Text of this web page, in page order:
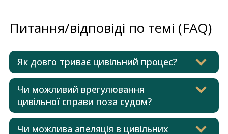
Питання/відповіді по темі (FAQ)
Як довго триває цивільний процес?
Чи можливий врегулювання
цивільної справи поза судом?
Чи можлива апеляція в цивільних